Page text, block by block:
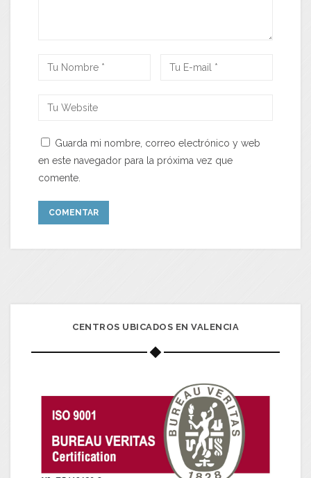
Guarda mi nombre, correo electrónico y web
en este navegador para la próxima vez que
comente.
CENTROS UBICADOS EN VALENCIA